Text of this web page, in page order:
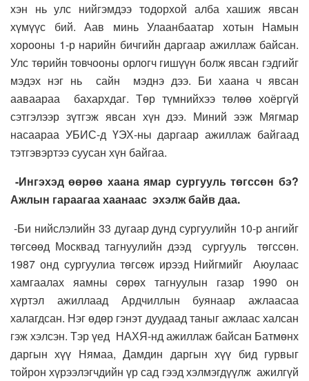
хэн нь улс нийгэмдээ тодорхой алба хашиж явсан
хүмүүс бий. Аав минь Улаанбаатар хотын Намын
хорооны 1-р нарийн бичгийн даргаар ажиллаж байсан.
Улс төрийн товчооны орлогч гишүүн болж явсан гэдгийг
мэдэх нэг нь сайн мэднэ дээ. Би хаана ч явсан
ааваараа бахархдаг. Төр түмнийхээ төлөө хоёргүй
сэтгэлээр зүтгэж явсан хүн дээ. Миний ээж Мягмар
насаараа УБИС-д ҮЭХ-ны даргаар ажиллаж байгаад
тэтгэвэртээ суусан хүн байгаа.
-Ингэхэд өөрөө хаана ямар сургууль төгссөн бэ?
Ажлын гараагаа хаанаас эхэлж байв даа.
-Би нийслэлийн 33 дугаар дунд сургуулийн 10-р ангийг
төгсөөд Москвад тагнуулийн дээд сургууль төгссөн.
1987 онд сургуулиа төгсөж ирээд Нийгмийг Аюулаас
хамгаалах яамны сөрөх тагнуулын газар 1990 он
хүртэл ажиллаад Ардчиллын буянаар ажлаасаа
халагдсан. Нэг өдөр гэнэт дуудаад таныг ажлаас халсан
гэж хэлсэн. Тэр үед НАХЯ-нд ажиллаж байсан Батмөнх
даргын хүү Нямаа, Дамдин даргын хүү бид гурвыг
тойрон хүрээлэгчдийн үр сад гээд хэлмэгдүүлж ажилгүй